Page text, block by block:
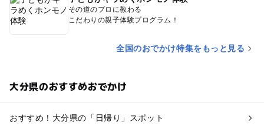
その道のプロに教わる
こだわりの親子体験プログラム！
全国のおでかけ特集をもっと見る
大分県のおすすめおでかけ
おすすめ！大分県の「日帰り」スポット